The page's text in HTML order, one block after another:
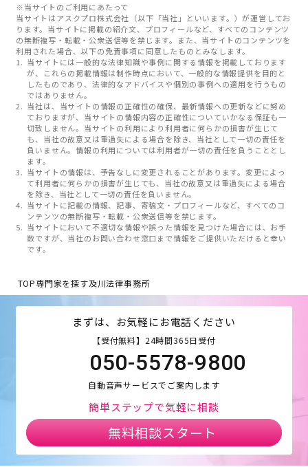
※当サイトのご利用にあたって
当サイトはアスクプロ株式会社（以下「当社」といいます。）が運営してお
ります。当サイトに掲載の紹介文、プロフィールなど、すべてのコンテンツ
の無断複写・転載・公衆送信等を禁じます。また、当サイトのコンテンツを
利用された場合、以下の免責事項に同意したものとみなします。
当サイトには一般的な法律知識や事例に関する情報を掲載しております
が、これらの掲載情報は制作時点において、一般的な情報提供を目的と
したものであり、法律的なアドバイスや個別の事例への適用を行うもの
ではありません。
当社は、当サイトの情報の正確性の確保、最新情報への更新などに努め
ておりますが、当サイトの情報内容の正確性についていかなる保証も一
切致しません。当サイトの利用により利用者に何らかの損害が生じて
も、当社の故意又は重過失による場合を除き、当社として一切の責任を
負いません。情報の利用については利用者が一切の責任を負うこととし
ます。
当サイトの情報は、予告なしに変更されることがあります。変更によっ
て利用者に何らかの損害が生じても、当社の故意又は重過失による場合
を除き、当社として一切の責任を負いません。
当サイトに記載の情報、記事、寄稿文・プロフィールなど、すべてのコ
ンテンツの無断複写・転載・公衆送信等を禁じます。
当サイトにおいて不適切な情報や誤った情報を見つけた場合には、お手
数ですが、当社のお問い合わせ窓口まで情報をご提供いただけると幸い
です。
TOP専門家を探す及川法律事務所
まずは、お気軽にお電話ください
【受付無料】24時間365日受付
050-5578-9800
自動音声サービスでご案内します
簡単ステップで気軽に相談
無料相談スタート